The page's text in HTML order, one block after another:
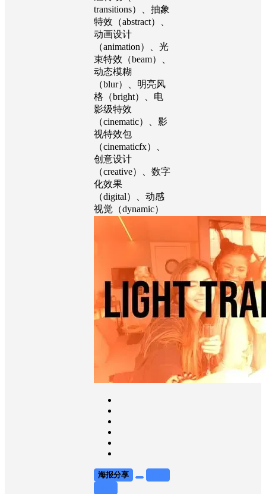
（transition）、光
影转场（light
transitions）、电影
感转场（cinematic
transitions）、抽象
特效（abstract）、
动画设计
（animation）、光
束特效（beam）、
动态模糊
（blur）、明亮风
格（bright）、电
影级特效
（cinematic）、影
视特效包
（cinematicfx）、
创意设计
（creative）、数字
（digital）、动感